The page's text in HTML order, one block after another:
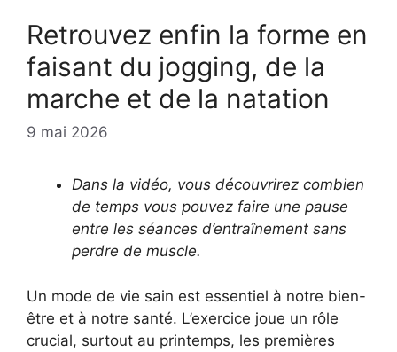
Retrouvez enfin la forme en
faisant du jogging, de la
marche et de la natation
9 mai 2026
Dans la vidéo, vous découvrirez combien
de temps vous pouvez faire une pause
entre les séances d’entraînement sans
perdre de muscle.
Un mode de vie sain est essentiel à notre bien-
être et à notre santé. L’exercice joue un rôle
crucial, surtout au printemps, les premières